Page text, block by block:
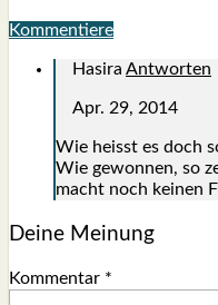
Kommentiere
Hasira Antworten
Apr. 29, 2014
Wie heisst es doch
Wie gewon­nen, so
macht noch kei­nen
Deine Meinung
Kommentar *